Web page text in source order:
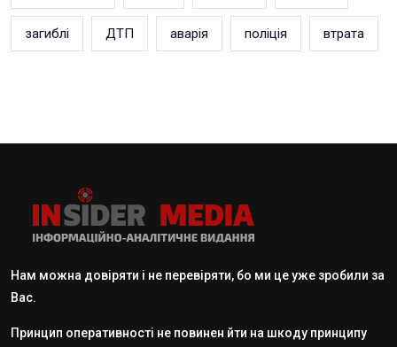
загиблі ДТП аварія поліція втрата
Нам можна довіряти і не перевіряти, бо ми це уже зробили за
Вас.
Принцип оперативності не повинен йти на шкоду принципу